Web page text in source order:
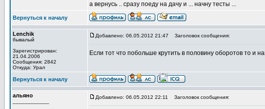
а вернусь .. сразу поеду на дачу и ... начну тесты ...
Вернуться к началу
Lenchik
бывалый
Зарегистрирован:
21.04.2006
Сообщения: 2842
Откуда: Урал
Добавлено: 06.05.2012 21:47 Заголовок сообщения:
Если тот что побольше крутить в половину оборотов то и
Вернуться к началу
альяно Добавлено: 06.05.2012 22:11 Заголовок сообщения: